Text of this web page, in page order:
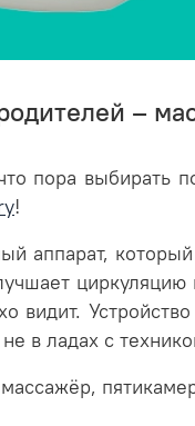
–
пора выбирать
!
аппарат,
видит.
в ладах с